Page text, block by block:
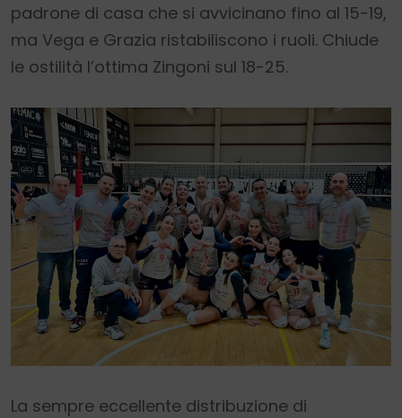
padrone di casa che si avvicinano fino al 15-19,
ma Vega e Grazia ristabiliscono i ruoli. Chiude
le ostilità l’ottima Zingoni sul 18-25.
La sempre eccellente distribuzione di